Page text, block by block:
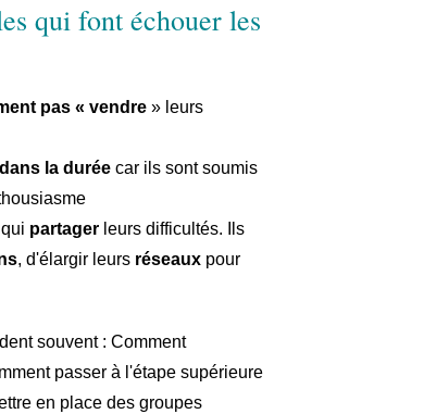
qui font échouer les
pas « vendre » leurs
la duréecar ils sont soumis
partager leurs difficultés. Ils
, d'élargir leurs réseauxpour
souvent : Comment
passer à l'étape supérieure
en place des groupes